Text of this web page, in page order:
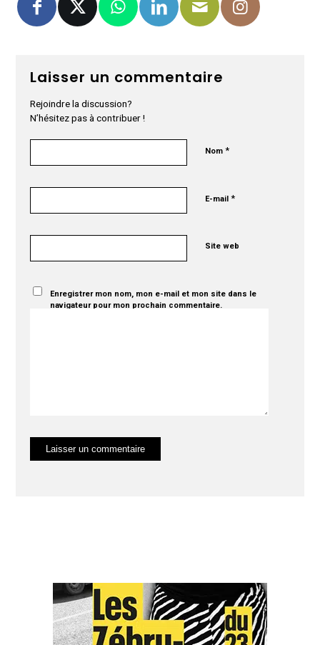
Laisser un commentaire
Rejoindre la discussion?
N’hésitez pas à contribuer !
Nom*
E-mail*
Site web
Enregistrer mon nom, mon e-mail et mon site dans le
navigateur pour mon prochain commentaire.